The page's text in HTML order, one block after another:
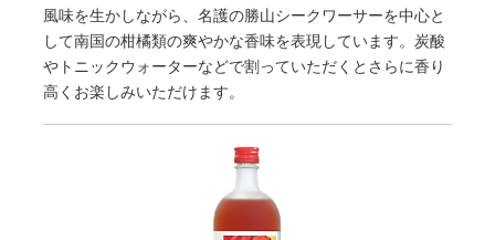
風味を生かしながら、名護の勝山シークワーサーを中心と
して南国の柑橘類の爽やかな香味を表現しています。炭酸
やトニックウォーターなどで割っていただくとさらに香り
高くお楽しみいただけます。